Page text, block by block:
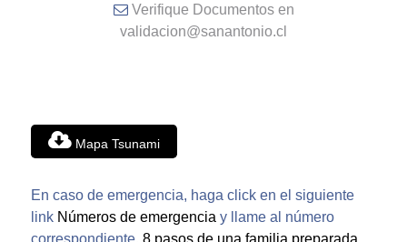
Verifique Documentos en
validacion@sanantonio.cl
Mapa Tsunami
En caso de emergencia, haga click en el siguiente
link Números de emergencia y llame al número
correspondiente. 8 pasos de una familia preparada